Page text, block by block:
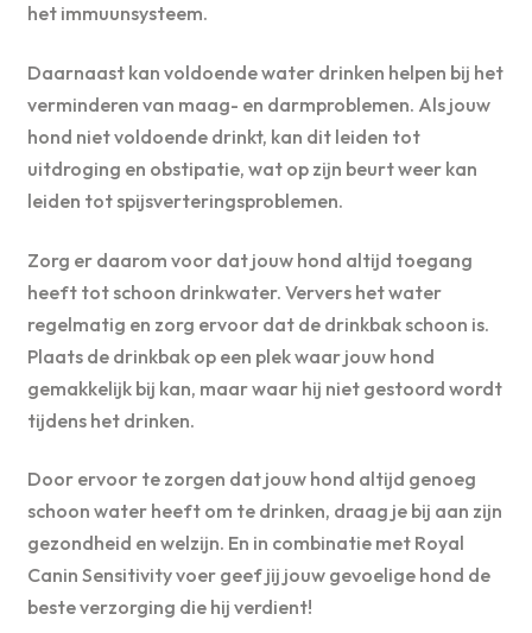
het immuunsysteem.
Daarnaast kan voldoende water drinken helpen bij het
verminderen van maag- en darmproblemen. Als jouw
hond niet voldoende drinkt, kan dit leiden tot
uitdroging en obstipatie, wat op zijn beurt weer kan
leiden tot spijsverteringsproblemen.
Zorg er daarom voor dat jouw hond altijd toegang
heeft tot schoon drinkwater. Ververs het water
regelmatig en zorg ervoor dat de drinkbak schoon is.
Plaats de drinkbak op een plek waar jouw hond
gemakkelijk bij kan, maar waar hij niet gestoord wordt
tijdens het drinken.
Door ervoor te zorgen dat jouw hond altijd genoeg
schoon water heeft om te drinken, draag je bij aan zijn
gezondheid en welzijn. En in combinatie met Royal
Canin Sensitivity voer geef jij jouw gevoelige hond de
beste verzorging die hij verdient!